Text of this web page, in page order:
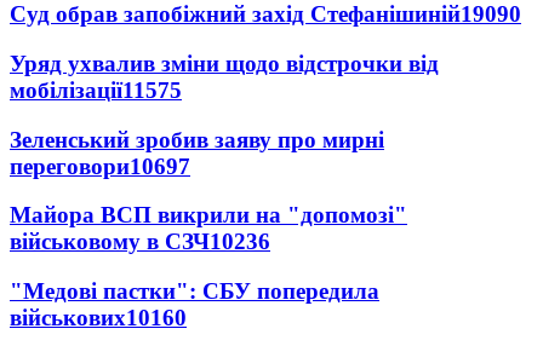
Суд обрав запобіжний захід Стефанішиній19090
Уряд ухвалив зміни щодо відстрочки від
мобілізації11575
Зеленський зробив заяву про мирні
переговори10697
Майора ВСП викрили на "допомозі"
військовому в СЗЧ10236
"Медові пастки": СБУ попередила
військових10160